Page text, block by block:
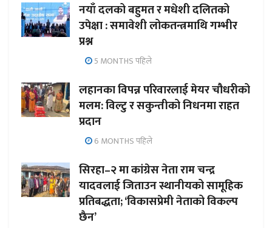
नयाँ दलको बहुमत र मधेशी दलितको
उपेक्षा : समावेशी लोकतन्त्रमाथि गम्भीर
प्रश्न
5 MONTHS पहिले
लहानका विपन्न परिवारलाई मेयर चौधरीको
मलम: विल्टु र सकुन्तीको निधनमा राहत
प्रदान
6 MONTHS पहिले
सिरहा–२ मा कांग्रेस नेता राम चन्द्र
यादवलाई जिताउन स्थानीयको सामूहिक
प्रतिबद्धता; ‘विकासप्रेमी नेताको विकल्प
छैन’